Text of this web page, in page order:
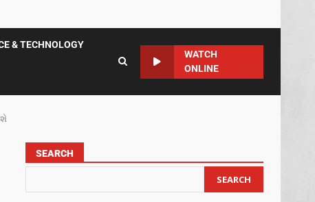
& TECHNOLOGY
WATCH
ONLINE
SEARCH
SEARCH